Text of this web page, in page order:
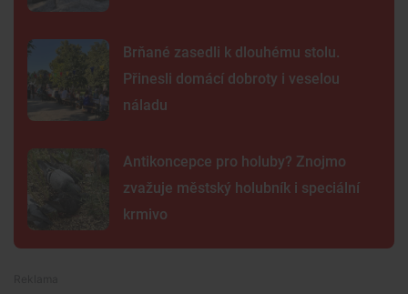
Brňané zasedli k dlouhému stolu.
Přinesli domácí dobroty i veselou
náladu
Antikoncepce pro holuby? Znojmo
zvažuje městský holubník i speciální
krmivo